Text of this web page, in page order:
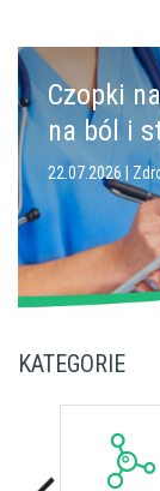
Czopki
na ból i
22.07.2026 |
KATEGORIE